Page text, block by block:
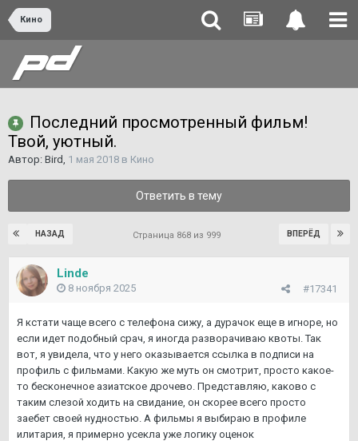
Кино
Последний просмотренный фильм!
Твой, уютный.
Автор: Bird, 1 мая 2018 в Кино
Ответить в тему
НАЗАД ВПЕРЁД
Страница 868 из 999
Linde
#17341
8 ноября 2025
Я кстати чаще всего с телефона сижу, а дурачок еще в игноре, но
если идет подобный срач, я иногда разворачиваю квоты. Так
вот, я увидела, что у него оказывается ссылка в подписи на
профиль с фильмами. Какую же муть он смотрит, просто какое-
то бесконечное азиатское дрочево. Представляю, каково с
таким слезой ходить на свидание, он скорее всего просто
заебет своей нудностью. А фильмы я выбираю в профиле
илитария, я примерно усекла уже логику оценок